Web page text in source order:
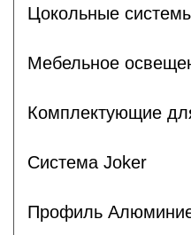
Цокольные
Мебельное
Комплектующие
Система Joker
Профиль